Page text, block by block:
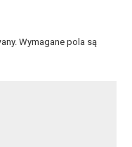
Wymagane pola są